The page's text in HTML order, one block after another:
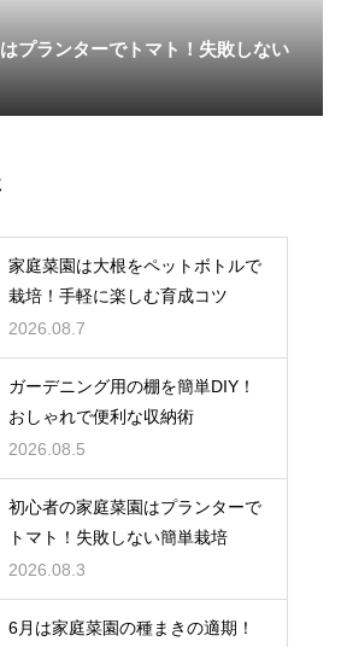
プランターでトマト！失敗しない
家庭菜園は大根をペットボトルで
栽培！手軽に楽しむ育成コツ
2026.08.7
ガーデニング用の棚を簡単DIY！
おしゃれで便利な収納術
2026.08.5
初心者の家庭菜園はプランターで
トマト！失敗しない簡単栽培
2026.08.3
6月は家庭菜園の種まきの適期！